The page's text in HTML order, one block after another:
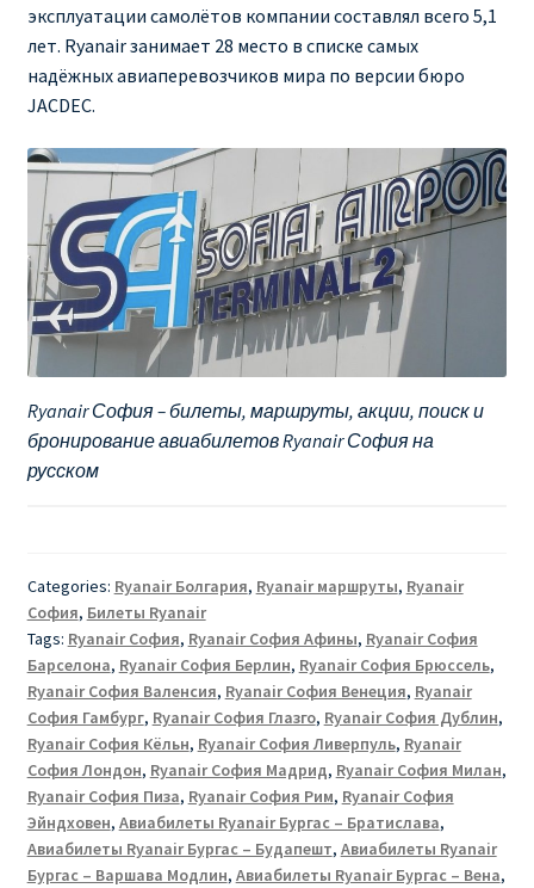
эксплуатации самолётов компании составлял всего 5,1
лет. Ryanair занимает 28 место в списке самых
надёжных авиаперевозчиков мира по версии бюро
JACDEC.
Ryanair София – билеты, маршруты, акции, поиск и
бронирование авиабилетов Ryanair София на
русском
Categories: Ryanair Болгария, Ryanair маршруты, Ryanair
София, Билеты Ryanair
Tags: Ryanair София, Ryanair София Афины, Ryanair София
Барселона, Ryanair София Берлин, Ryanair София Брюссель,
Ryanair София Валенсия, Ryanair София Венеция, Ryanair
София Гамбург, Ryanair София Глазго, Ryanair София Дублин,
Ryanair София Кёльн, Ryanair София Ливерпуль, Ryanair
София Лондон, Ryanair София Мадрид, Ryanair София Милан,
Ryanair София Пиза, Ryanair София Рим, Ryanair София
Эйндховен, Авиабилеты Ryanair Бургас – Братислава,
Авиабилеты Ryanair Бургас – Будапешт, Авиабилеты Ryanair
Бургас – Варшава Модлин, Авиабилеты Ryanair Бургас – Вена,